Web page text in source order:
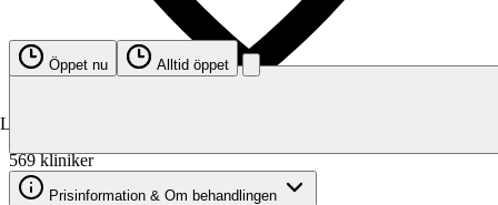
Laddar karta…
Öppet nu Alltid öppet
569 kliniker
Prisinformation & Om behandlingen